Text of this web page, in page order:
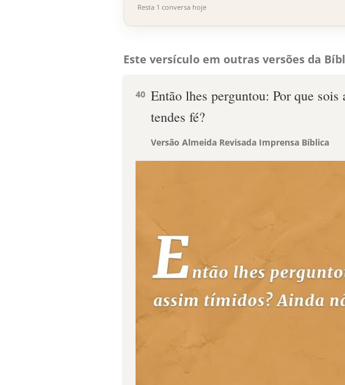
Resta 1 conversa hoje
Este versículo em outras versões da
40 Então lhes perguntou: Por que
tendes fé?
Versão Almeida Revisada Imprensa Bíblica